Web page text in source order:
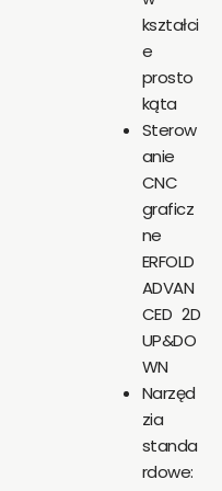
kształci
e
prosto
kąta
Sterow
anie
CNC
graficz
ne
ERFOLD
ADVAN
CED 2D
UP&DO
WN
Narzęd
zia
standa
rdowe: